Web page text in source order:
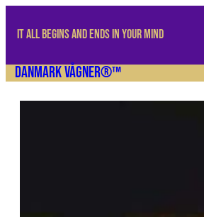
IT ALL BEGINS AND ENDS IN YOUR MIND
Danmark Vågner®™